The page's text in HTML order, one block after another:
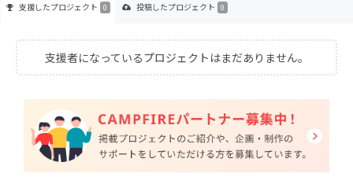
支援したプロジェクト 0 投稿したプロジェクト 0
支援者になっているプロジェクトはまだありません。